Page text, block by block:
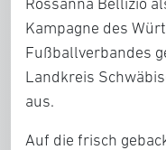
Rossanna Bellizio
Kampagne des
Fußballverbandes
Landkreis
aus.
Auf die frisch